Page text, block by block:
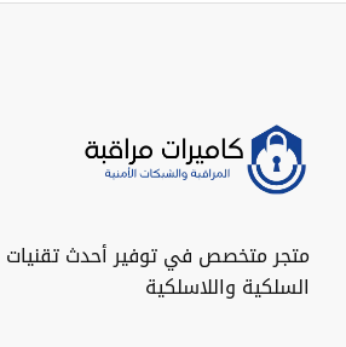
متجر متخصص في توفير أحدث تقنيات
السلكية واللاسلكية